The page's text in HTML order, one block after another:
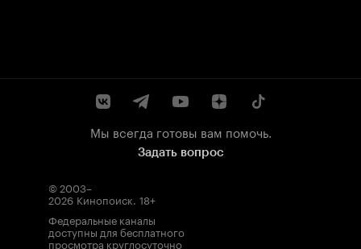
Мы всегда готовы вам помочь.
Задать вопрос
© 2003–
2026 Кинопоиск. 18+
Федеральные каналы
доступны для бесплатного
просмотра круглосуточно